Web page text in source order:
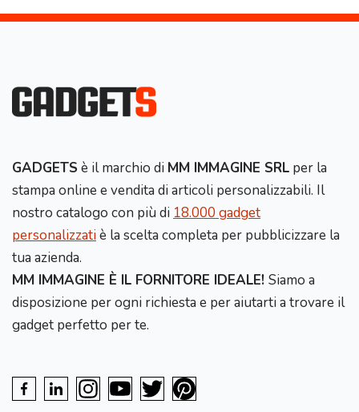
GADGETS è il marchio di MM IMMAGINE SRL per la
stampa online e vendita di articoli personalizzabili. Il
nostro catalogo con più di 18.000 gadget
personalizzatiè la scelta completa per pubblicizzare la
tua azienda.
MM IMMAGINE È IL FORNITORE IDEALE! Siamo a
disposizione per ogni richiesta e per aiutarti a trovare il
gadget perfetto per te.